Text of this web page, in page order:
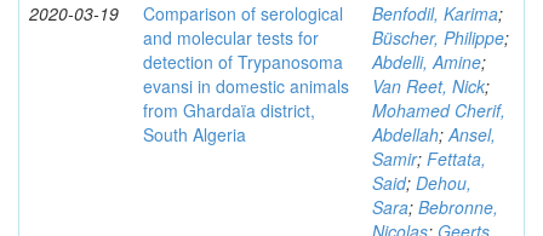
2020-03-19
Comparison of serological
and molecular tests for
detection of Trypanosoma
evansi in domestic animals
from Ghardaïa district,
South Algeria
Benfodil, Karima;
Büscher, Philippe;
Abdelli, Amine;
Van Reet, Nick;
Mohamed Cherif,
Abdellah;Ansel,
Samir; Fettata,
Said; Dehou,
Sara; Bebronne,
Nicolas; Geerts,